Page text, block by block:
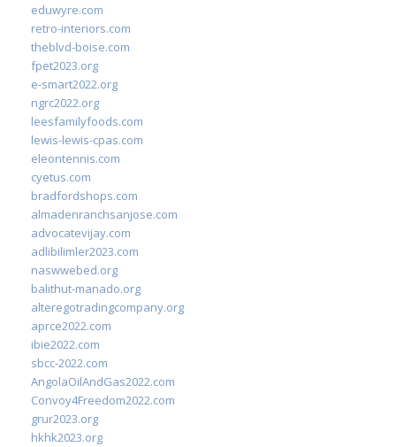
eduwyre.com
retro-interiors.com
theblvd-boise.com
fpet2023.org
e-smart2022.org
ngrc2022.org
leesfamilyfoods.com
lewis-lewis-cpas.com
eleontennis.com
cyetus.com
bradfordshops.com
almadenranchsanjose.com
advocatevijay.com
adlibilimler2023.com
naswwebed.org
balithut-manado.org
alteregotradingcompany.org
aprce2022.com
ibie2022.com
sbcc-2022.com
AngolaOilAndGas2022.com
Convoy4Freedom2022.com
grur2023.org
hkhk2023.org